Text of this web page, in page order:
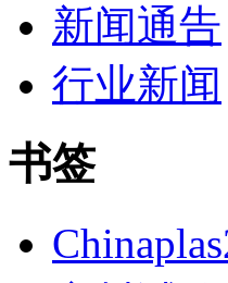
新闻通告
行业新闻
书签